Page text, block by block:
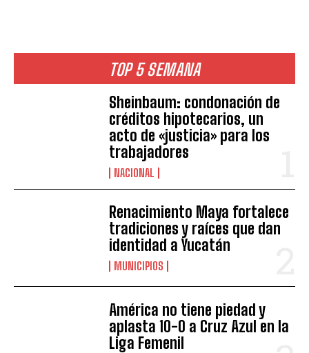
TOP 5 SEMANA
Sheinbaum: condonación de
créditos hipotecarios, un
acto de «justicia» para los
trabajadores
NACIONAL
Renacimiento Maya fortalece
tradiciones y raíces que dan
identidad a Yucatán
MUNICIPIOS
América no tiene piedad y
aplasta 10-0 a Cruz Azul en la
Liga Femenil